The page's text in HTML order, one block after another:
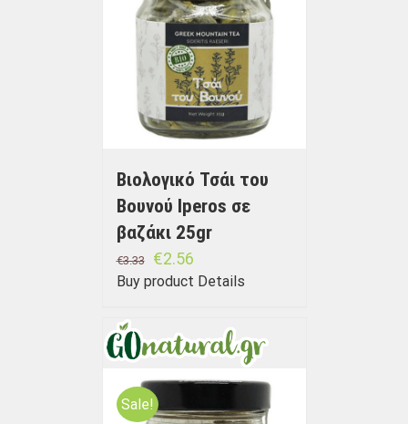
Βιολογικό Τσάι του
Βουνού Iperos σε
βαζάκι 25gr
€3.33 €2.56
Buy product Details
Sale!